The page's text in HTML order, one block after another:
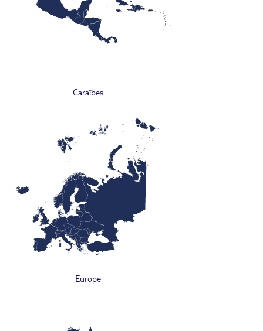
Caraïbes
Europe